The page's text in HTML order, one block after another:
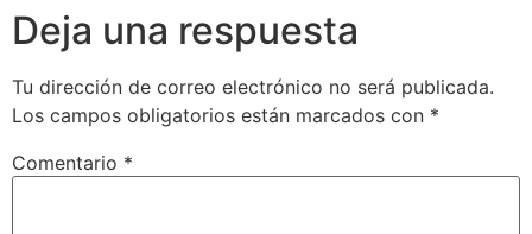
Deja una respuesta
Tu dirección de correo electrónico no será publicada.
Los campos obligatorios están marcados con *
Comentario *